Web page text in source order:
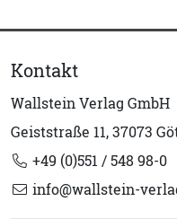
Kontakt
Wallstein Verlag GmbH
Geiststraße 11, 37073
+49 (0)551 / 548 98-0
info@wallstein-